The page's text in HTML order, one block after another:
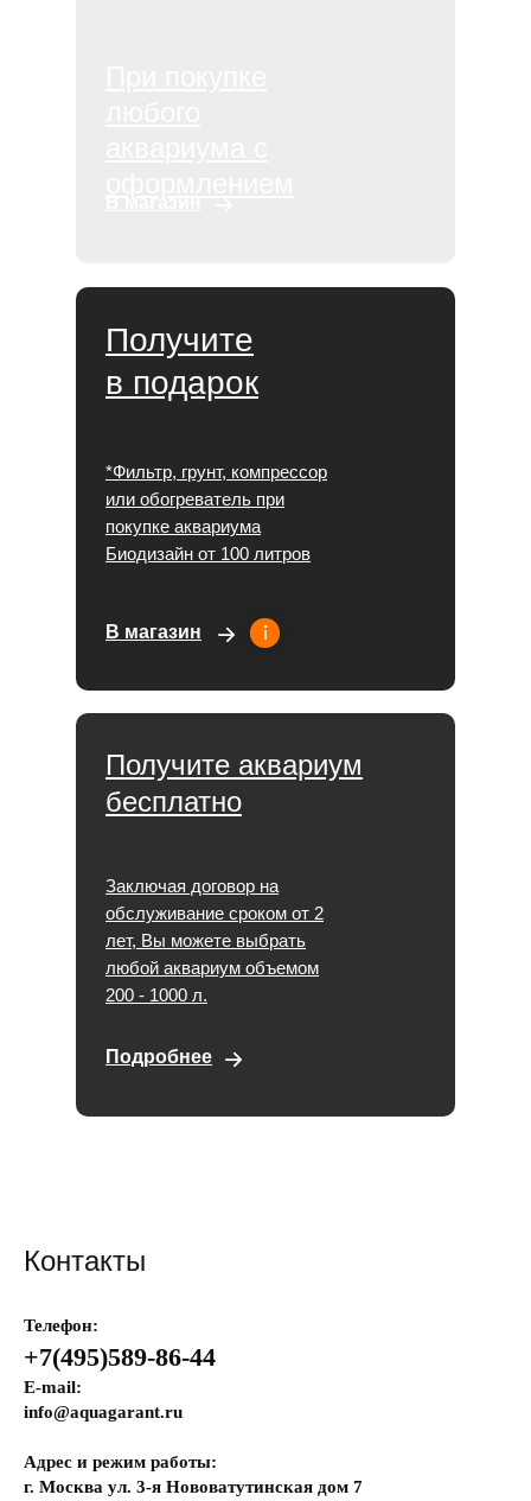
Получите аквариум
бесплатно
Заключая договор на
обслуживание сроком от 2
лет, Вы можете выбрать
любой аквариум объемом
200 - 1000 л.
Подробнее
Получите
в подарок
В магазин
*Фильтр, грунт, компрессор
или обогреватель при
покупке аквариума
Биодизайн от 100 литров
Контакты
Телефон:
+7(495)589-86-44
E-mail:
info@aquagarant.ru
Адрес и режим работы:
г. Москва ул. 3-я Нововатутинская дом 7